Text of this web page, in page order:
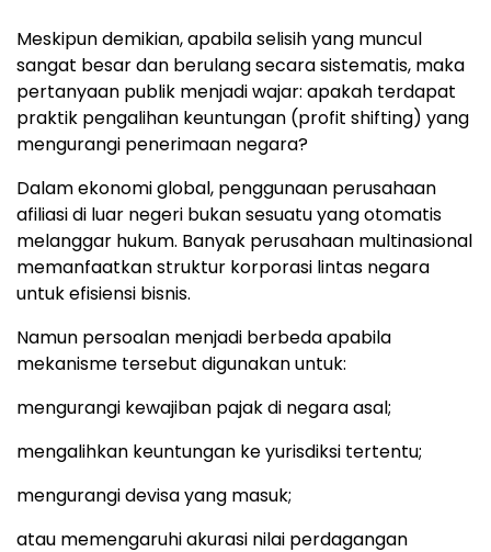
Meskipun demikian, apabila selisih yang muncul
sangat besar dan berulang secara sistematis, maka
pertanyaan publik menjadi wajar: apakah terdapat
praktik pengalihan keuntungan (profit shifting) yang
mengurangi penerimaan negara?
Dalam ekonomi global, penggunaan perusahaan
afiliasi di luar negeri bukan sesuatu yang otomatis
melanggar hukum. Banyak perusahaan multinasional
memanfaatkan struktur korporasi lintas negara
untuk efisiensi bisnis.
Namun persoalan menjadi berbeda apabila
mekanisme tersebut digunakan untuk:
mengurangi kewajiban pajak di negara asal;
mengalihkan keuntungan ke yurisdiksi tertentu;
mengurangi devisa yang masuk;
atau memengaruhi akurasi nilai perdagangan